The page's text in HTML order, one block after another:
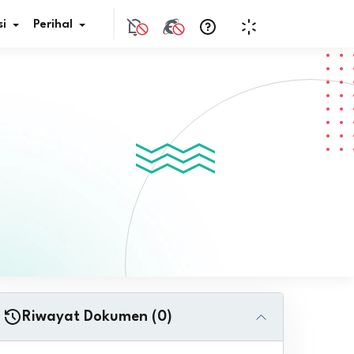
JDIH
Perihal
Riwayat Dokumen (0)